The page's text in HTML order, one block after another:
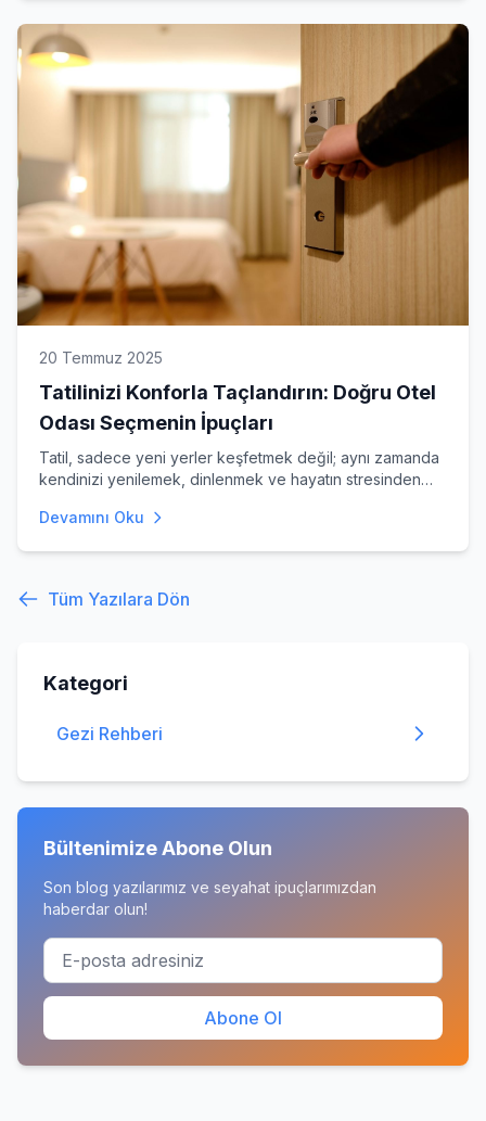
20 Temmuz 2025
Tatilinizi Konforla Taçlandırın: Doğru Otel
Odası Seçmenin İpuçları
Tatil, sadece yeni yerler keşfetmek değil; aynı zamanda
kendinizi yenilemek, dinlenmek ve hayatın stresinden
Devamını Oku
Tüm Yazılara Dön
Kategori
Gezi Rehberi
Bültenimize Abone Olun
Son blog yazılarımız ve seyahat ipuçlarımızdan
haberdar olun!
Abone Ol